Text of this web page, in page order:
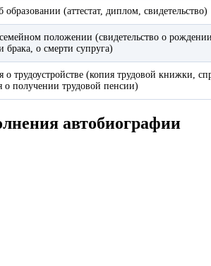
образовании (аттестат, диплом, свидетельство)
положении (свидетельство о
брака, о смерти супруга)
трудоустройстве (копия трудовой книжки,
получении трудовой пенсии)
автобиографии